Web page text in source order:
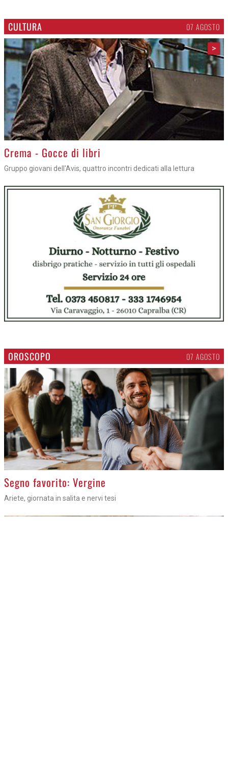
CULTURA 07 AGOSTO
>
Crema - Gocce di libri
Gruppo giovani dell'Avis, quattro incontri dedicati alla lettura
OROSCOPO 07 AGOSTO
>
Segno favorito: Vergine
Ariete, giornata in salita e nervi tesi